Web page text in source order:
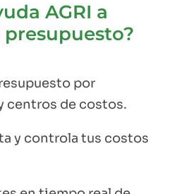
AGRI a
por
centros de costos.
y controla tus costos